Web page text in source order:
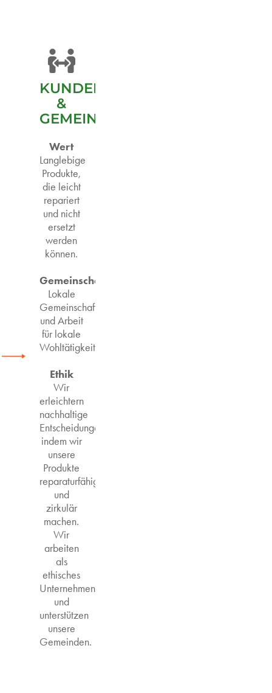
KUNDEN
&
GEMEINSCHAFT
Wert
Langlebige
Produkte,
die leicht
repariert
und nicht
ersetzt
werden
können.
Gemeinschaft
Lokale
Gemeinschaften
und Arbeit
für lokale
Wohltätigkeitsorganisationen
Ethik
Wir
erleichtern
nachhaltige
Entscheidungen,
indem wir
unsere
Produkte
reparaturfähig
und
zirkulär
machen.
Wir
arbeiten
als
ethisches
Unternehmen
und
unterstützen
unsere
Gemeinden.